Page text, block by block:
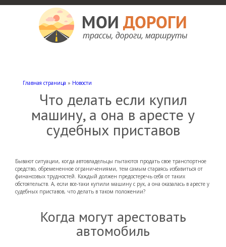
Главная страница » Новости
Что делать если купил
машину, а она в аресте у
судебных приставов
Бывают ситуации, когда автовладельцы пытаются продать свое транспортное
средство, обремененное ограничениями, тем самым стараясь избавиться от
финансовых трудностей. Каждый должен предостеречь себя от таких
обстоятельств. А, если все-таки купили машину с рук, а она оказалась в аресте у
судебных приставов, что делать в таком положении?
Когда могут арестовать
автомобиль